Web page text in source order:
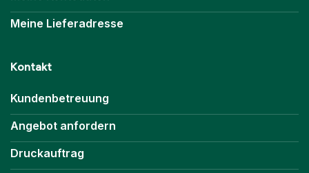
Meine Lieferadresse
Kontakt
Kundenbetreuung
Angebot anfordern
Druckauftrag